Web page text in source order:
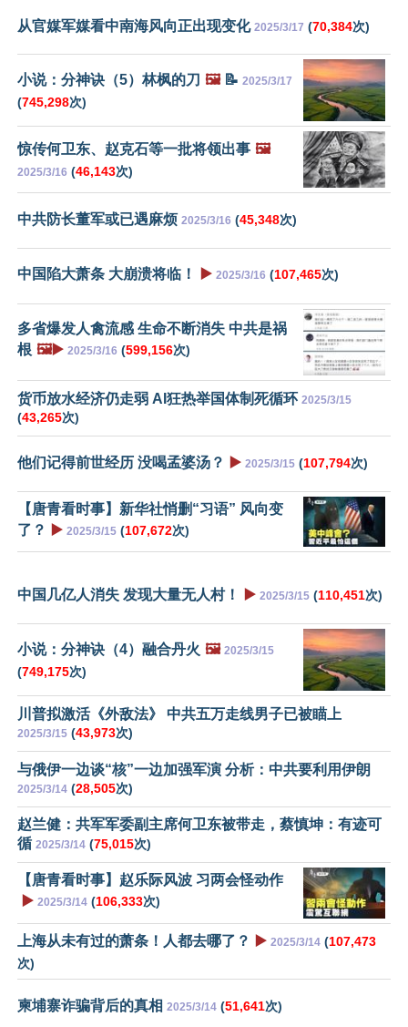
从官媒军媒看中南海风向正出现变化 2025/3/17 (70,384次)
小说：分神诀（5）林枫的刀 🖼️📝 2025/3/17
(745,298次)
惊传何卫东、赵克石等一批将领出事 🖼️
2025/3/16 (46,143次)
中共防长董军或已遇麻烦 2025/3/16 (45,348次)
中国陷大萧条 大崩溃将临！ ▶️ 2025/3/16 (107,465次)
多省爆发人禽流感 生命不断消失 中共是祸
根 🖼️▶️ 2025/3/16 (599,156次)
货币放水经济仍走弱 AI狂热举国体制死循环 2025/3/15
(43,265次)
他们记得前世经历 没喝孟婆汤？ ▶️ 2025/3/15 (107,794次)
【唐青看时事】新华社悄删“习语” 风向变
了？
▶️ 2025/3/15 (107,672次)
中国几亿人消失 发现大量无人村！ ▶️ 2025/3/15 (110,451次)
小说：分神诀（4）融合丹火 🖼️ 2025/3/15
(749,175次)
川普拟激活《外敌法》 中共五万走线男子已被瞄上
2025/3/15 (43,973次)
与俄伊一边谈“核”一边加强军演 分析：中共要利用伊朗
2025/3/14 (28,505次)
赵兰健：共军军委副主席何卫东被带走，蔡慎坤：有迹可
循 2025/3/14 (75,015次)
【唐青看时事】赵乐际风波 习两会怪动作
▶️ 2025/3/14 (106,333次)
上海从未有过的萧条！人都去哪了？ ▶️ 2025/3/14 (107,473
次)
柬埔寨诈骗背后的真相 2025/3/14 (51,641次)